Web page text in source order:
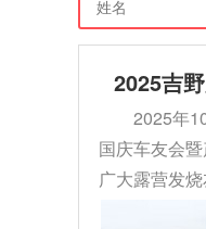
2025吉
2025年
国庆车友会
广大露营发